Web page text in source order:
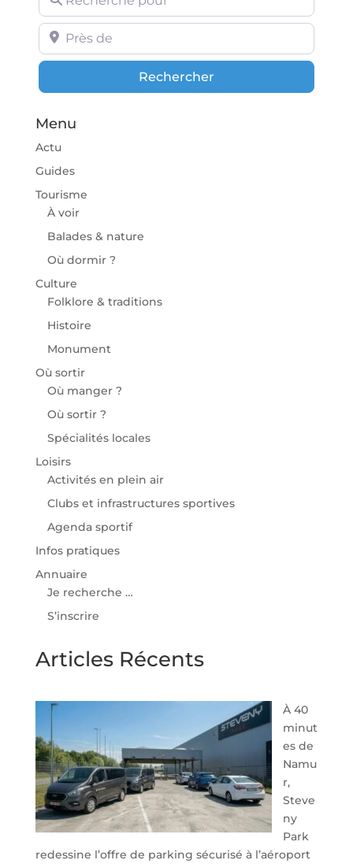
Près de
RechercherRechercher
Menu
Actu
Guides
Tourisme
À voir
Balades & nature
Où dormir ?
Culture
Folklore & traditions
Histoire
Monument
Où sortir
Où manger ?
Où sortir ?
Spécialités locales
Loisirs
Activités en plein air
Clubs et infrastructures sportives
Agenda sportif
Infos pratiques
Annuaire
Je recherche …
S’inscrire
Articles Récents
À 40
minut
es de
Namu
r,
Steve
ny
Park
redessine l’offre de parking sécurisé à l’aéroport